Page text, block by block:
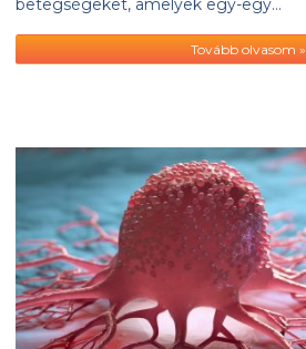
betegségeket, amelyek egy-egy…
Tovább olvasom »